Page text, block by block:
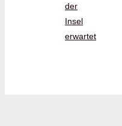
der
Insel
erwartet